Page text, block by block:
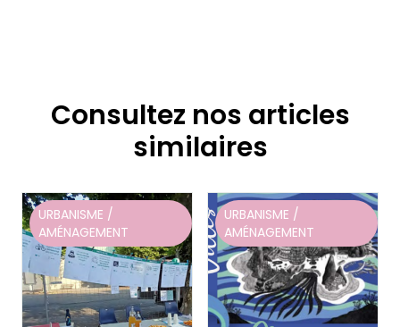
Consultez nos articles
similaires
URBANISME /
AMÉNAGEMENT
URBANISME /
AMÉNAGEMENT